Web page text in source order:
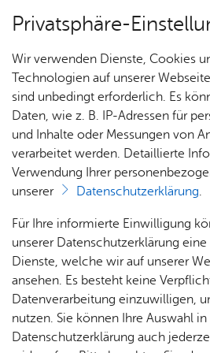
Über­sicht Bür­ger &
Rat­
haus &
Bür­
ger­
ser­vice
Rat­
häu­ser
Nach­
rich­
ten,
Vi­de­os
& Bil­
der
Me­di­
Jobs
Stel­
len­an­
ge­bo­te
Aus­bil­
dung &
Stu­di­
Um­welt & Kli­ma­schutz
Vor­le­sen
Mitt­woch, 01.
Ka­te­go­rie:Fisch­bach,
& Um­welt,Ort­schaft Ai­lin­gen,
Ort­schaft Kluft­ern,
Auch im Urlaub
auf Wildtiere
Der Bodenseekreis ist
Privatsphäre-
Wir verwenden Dienste, Cookies
Technologien auf unserer
sind unbedingt erforderlich. Es
Daten, wie z. B. IP-Adressen für
und Inhalte oder Messungen von
verarbeitet werden. Detaillierte
Verwendung Ihrer
unserer
Datenschutzerklärung.
Für Ihre informierte Einwilligung
unserer Datenschutzerklärung
Dienste, welche wir auf unserer
ansehen. Es besteht keine
Datenverarbeitung einzuwilligen,
nutzen. Sie können Ihre Auswahl in
Datenschutzerklärung auch